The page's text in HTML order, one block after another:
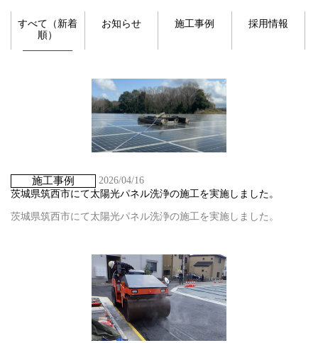
すべて（新着
順）
お知らせ 施工事例 採用情報
施工事例
2026/04/16
茨城県筑西市にて太陽光パネル洗浄の施工を実施しました。
茨城県筑西市にて太陽光パネル洗浄の施工を実施しました。